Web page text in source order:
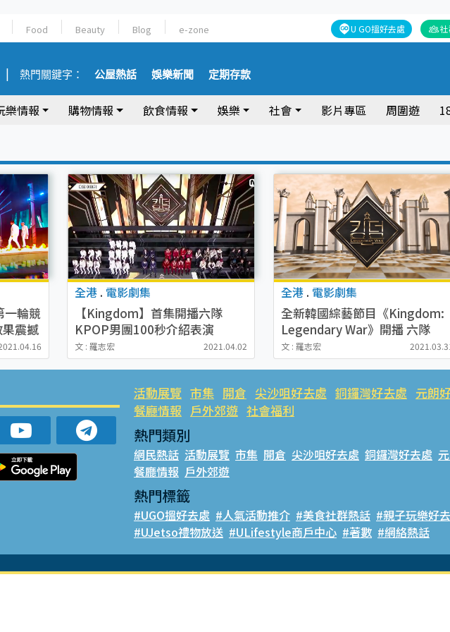
Food Beauty Blog e-zone U GO搵好去處
熱門關鍵字： 公屋熱話 娛樂新聞 定期存款
樂情報 購物情報 飲食情報 娛樂 社會 影片專區 周圍遊
一輪競
震撼
一
全港 . 電影劇集
【Kingdom】首集開播六隊
KPOP男團100秒介紹表演
iKON、THE BOYZ、Stray Kids
表現出眾爭第一
文 : 羅志宏 2021.04.02
全港 . 電影劇集
全新韓國綜藝節目《Kingdom:
Legendary War》開播 六隊
KPOP男團出盡渾身解數力爭韓
流之王
文 : 羅志宏
活動展覽 市集 開倉 尖沙咀好去處 銅鑼灣好去處 元朗
餐廳情報 戶外郊遊 社會福利
熱門類別
網民熱話 活動展覽 市集 開倉 尖沙咀好去處 銅鑼灣好去處
餐廳情報 戶外郊遊
熱門標籤
#UGO搵好去處 #人氣活動推介 #美食社群熱話 #親子玩樂好
#UJetso禮物放送 #ULifestyle商戶中心 #著數 #網絡熱話